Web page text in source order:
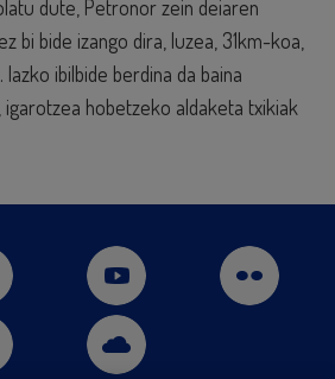
dute, Petronor zein deiaren
bi bide izango dira, luzea, 31km-koa,
ibilbide berdina da baina
hobetzeko aldaketa txikiak